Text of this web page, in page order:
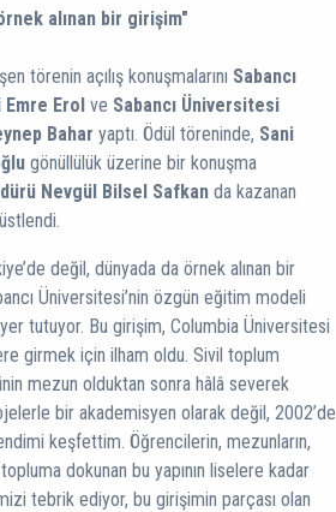
alınan bir girişim"
törenin açılış konuşmalarını Sabancı
Erol ve Sabancı Üniversitesi
Bahar yaptı. Ödül töreninde, Sani
gönüllülük üzerine bir konuşma
Nevgül Bilsel Safkan da kazanan
değil, dünyada da örnek alınan bir
Üniversitesi’nin özgün eğitim modeli
tutuyor. Bu girişim, Columbia Üniversitesi
girmek için ilham oldu. Sivil toplum
mezun olduktan sonra hâlâ severek
bir akademisyen olarak değil, 2002’de
keşfettim. Öğrencilerin, mezunların,
dokunan bu yapının liselere kadar
tebrik ediyor, bu girişimin parçası olan